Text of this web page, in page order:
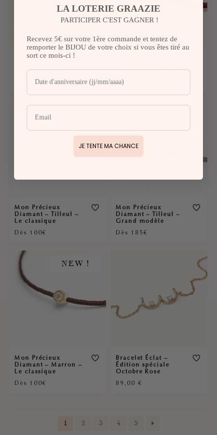
Mon Précieux
– Le classique
Dès 100€
– Grand modèle
Dès 185€
Mon Précieux
Diamant – Tilleul –
Le classique
Dès 100€
Mon Précieux
Diamant – Tilleul –
Grand modèle
Dès 185€
NEW !
Mon Précieux
Diamant – Marron –
Le classique
Dès 100€
Bracelet Éclat –
Édition spéciale
Octobre Rose
89,00 €
1 2 3 4 5
LA LOTERIE GRAAZIE
PARTICIPER C'EST GAGNER !
Recevez 5€ sur votre 1ère commande et tentez de
remporter le BIJOU de votre choix si vous êtes tiré au
sort ce mois-ci !
JE TENTE MA CHANCE